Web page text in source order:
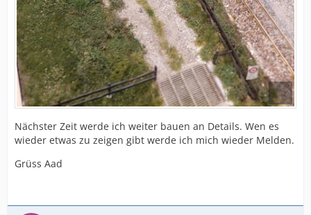
Nächster Zeit werde ich weiter bauen an Details. Wen es
wieder etwas zu zeigen gibt werde ich mich wieder Melden.
Grüss Aad